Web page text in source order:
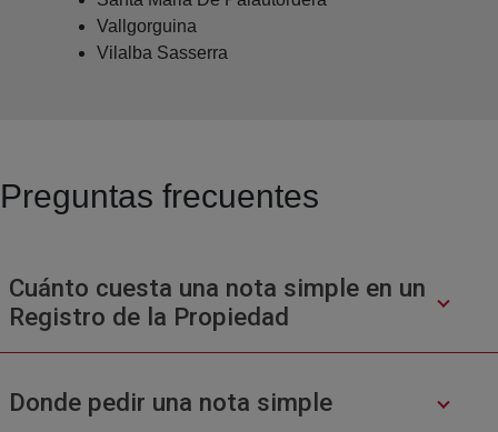
Vallgorguina
Vilalba Sasserra
Preguntas frecuentes
Cuánto cuesta una nota simple en un
Registro de la Propiedad
Donde pedir una nota simple